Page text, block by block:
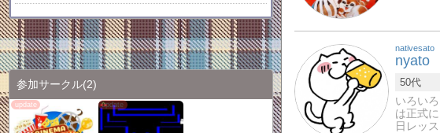
nativesato
nyato
50代
いろい
は正式
日レッ
参加サークル(2)